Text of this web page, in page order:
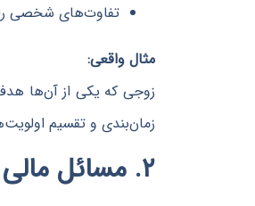
تفاوت‌های شخصی را
مثال واقعی:
زوجی که یکی از آن‌ها
زمان‌بندی و تقسیم
۲. مسائل مالی چگونه مدیریت خواهد شد؟